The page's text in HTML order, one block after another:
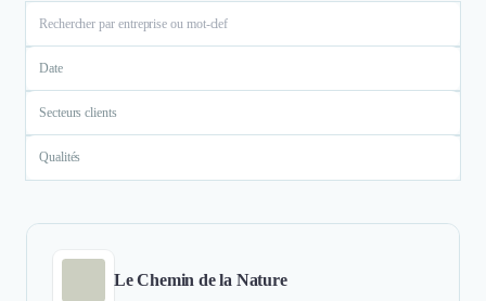
Date
Secteurs clients
Qualités
Le Chemin de la Nature